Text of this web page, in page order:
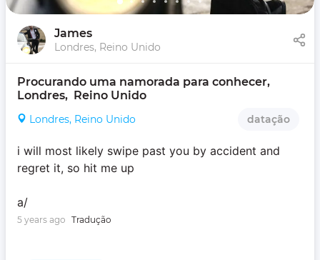
James
Londres, Reino Unido
Procurando uma namorada para conhecer,
Londres,  Reino Unido
Londres, Reino Unido datação
i will most likely swipe past you by accident and
regret it, so hit me up
a/
5 years ago Tradução